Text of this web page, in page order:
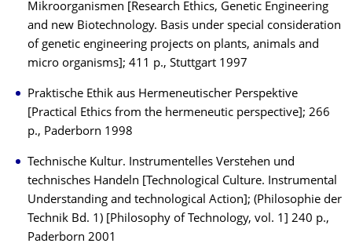
Mikroorganismen [Research Ethics, Genetic Engineering
and new Biotechnology. Basis under special consideration
of genetic engineering projects on plants, animals and
micro organisms]; 411 p., Stuttgart 1997
Praktische Ethik aus Hermeneutischer Perspektive
[Practical Ethics from the hermeneutic perspective]; 266
p., Paderborn 1998
Technische Kultur. Instrumentelles Verstehen und
technisches Handeln [Technological Culture. Instrumental
Understanding and technological Action]; (Philosophie der
Technik Bd. 1) [Philosophy of Technology, vol. 1] 240 p.,
Paderborn 2001